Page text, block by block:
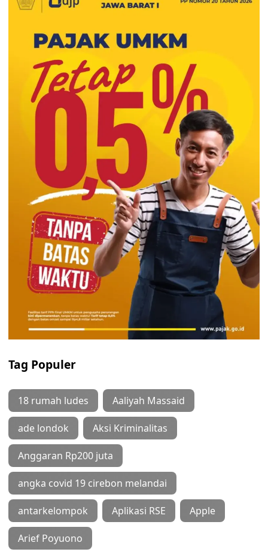
Tag Populer
18 rumah ludes Aaliyah Massaid
ade londok Aksi Kriminalitas
Anggaran Rp200 juta
angka covid 19 cirebon melandai
antarkelompok Aplikasi RSE Apple
Arief Poyuono